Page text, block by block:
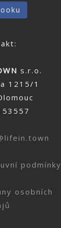
s.r.o.
1215/1
podmínky
osobních